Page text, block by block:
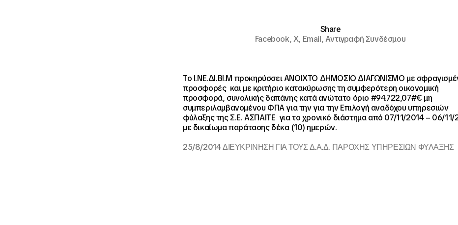
Share
Facebook,X, Email,Αντιγραφή Συνδέσμου
Το Ι.ΝΕ.ΔΙ.ΒΙ.Μ προκηρύσσει ΑΝΟΙΧΤΟ ΔΗΜΟΣΙΟ ΔΙΑΓΩΝΙΣΜΟ με
προσφορές και με κριτήριο κατακύρωσης τη συμφερότερη οικονομική
προσφορά, συνολικής δαπάνης κατά ανώτατο όριο #94.722,07#€ μη
συμπεριλαμβανομένου ΦΠΑ για την για την Επιλογή αναδόχου υπηρεσιών
φύλαξης της Σ.Ε. ΑΣΠΑΙΤΕ για το χρονικό διάστημα από 07/11/2014 – 06/11/
με δικαίωμα παράτασης δέκα (10) ημερών.
25/8/2014ΔΙΕΥΚΡΙΝΗΣΗ ΓΙΑ ΤΟΥΣ Δ.Α.Δ. ΠΑΡΟΧΗΣ ΥΠΗΡΕΣΙΩΝ ΦΥΛΑΞΗΣ